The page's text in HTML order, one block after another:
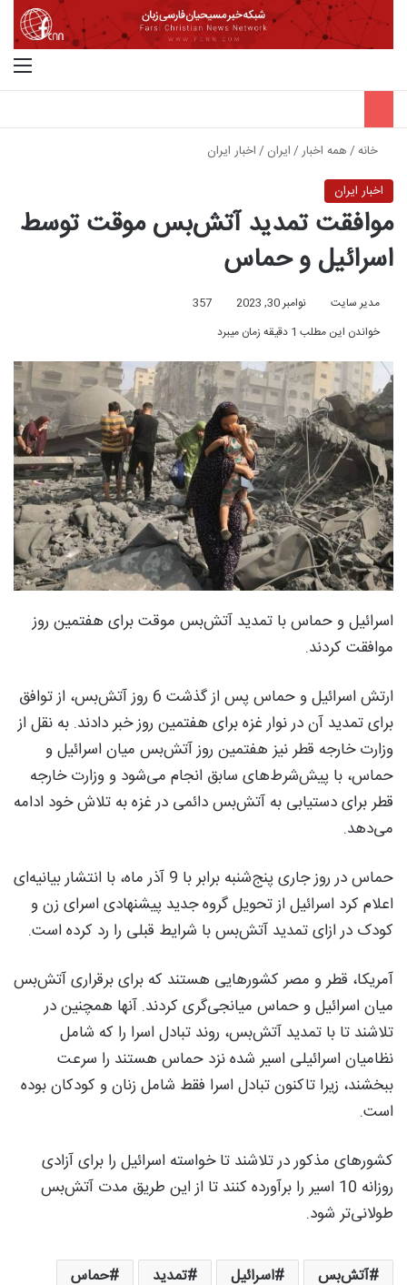
خانه/همه اخبار/ایران /اخبار ایران
اخبار ایران
موافقت تمدید آتش‌بس موقت توسط
اسرائیل و حماس
مدیر سایت نوامبر 30, 2023
357
خواندن این مطلب 1 دقیقه زمان میبرد
اسرائیل و حماس با تمدید آتش‌بس موقت برای هفتمین روز
موافقت کردند.
ارتش اسرائیل و حماس پس از گذشت 6 روز آتش‌بس، از توافق
برای تمدید آن در نوار غزه برای هفتمین روز خبر دادند. به نقل از
وزارت خارجه قطر نیز هفتمین روز آتش‌بس میان اسرائیل و
حماس، با پیش‌شرط‌های سابق انجام می‌شود و وزارت خارجه
قطر برای دستیابی به آتش‌بس دائمی در غزه به تلاش خود ادامه
می‌دهد.
حماس در روز جاری پنج‌شنبه برابر با 9 آذر ماه، با انتشار بیانیه‌ای
اعلام کرد اسرائیل از تحویل گروه جدید پیشنهادی اسرای زن و
کودک در ازای تمدید آتش‌بس با شرایط قبلی را رد کرده است.
آمریکا، قطر و مصر کشورهایی هستند که برای برقراری آتش‌بس
میان اسرائیل و حماس میانجی‌گری کردند. آنها همچنین در
تلاشند تا با تمدید آتش‌بس، روند تبادل اسرا را که شامل
نظامیان اسرائیلی اسیر شده نزد حماس هستند را سرعت
ببخشند، زیرا تاکنون تبادل اسرا فقط شامل زنان و کودکان بوده
است.
کشورهای مذکور در تلاشند تا خواسته اسرائیل را برای آزادی
روزانه 10 اسیر را برآورده کنند تا از این طریق مدت آتش‌بس
طولانی‌تر شود.
آتش‌بس اسرائیل تمدید
حماس